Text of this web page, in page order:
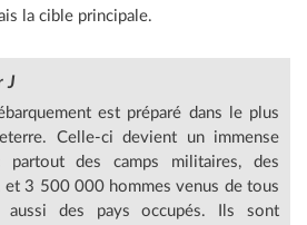
la cible principale.
J
est préparé dans le plus
Celle-ci devient un immense
partout des camps militaires, des
3 500 000 hommes venus de tous
aussi des pays occupés. Ils sont